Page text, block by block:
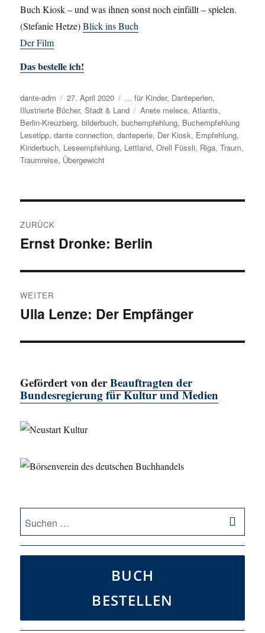
Buch Kiosk – und was ihnen sonst noch einfällt – spielen.
(Stefanie Hetze)Blick ins Buch
Der Film
Das bestelle ich!
Autor
dante-adm
Veröffentlicht
am
27. April 2020 Kategorien
... für Kinder, Danteperlen,
Illustrierte Bücher,Stadt & Land Schlagwörter
Anete melece,Atlantis,
Berlin-Kreuzberg,bilderbuch,buchempfehlung, Buchempfehlung
Lesetipp,dante connection,danteperle, Der Kiosk, Empfehlung,
Kinderbuch, Leseempfehlung, Lettland,Orell Füssli, Riga,Traum,
Traumreise, Übergewicht
ZURÜCK
Vorheriger
Ernst Dronke: Berlin
WEITER
Nächster
Ulla Lenze: Der Empfänger
Gefördert von derBeauftragten der
Bundesregierung für Kultur und Medien
Suche
nach:
BUCH
BESTELLEN